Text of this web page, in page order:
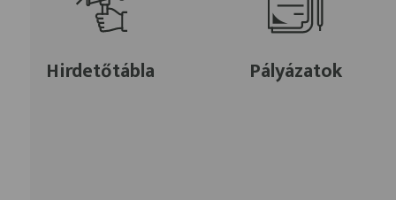
Hirdetőtábla Pályázatok